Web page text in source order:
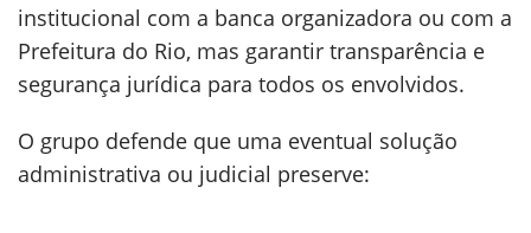
institucional com a banca organizadora ou com a
Prefeitura do Rio, mas garantir transparência e
segurança jurídica para todos os envolvidos.
O grupo defende que uma eventual solução
administrativa ou judicial preserve: